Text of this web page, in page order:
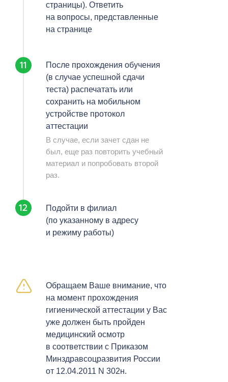
страницы). Ответить
на вопросы, представленные
на странице
После прохождения обучения
(в случае успешной сдачи
теста) распечатать или
сохранить на мобильном
устройстве протокол
аттестации
Подойти в филиал
(по указанному в адресу
и режиму работы)
Обращаем Ваше внимание, что
на момент прохождения
гигиенической аттестации у Вас
уже должен быть пройден
медицинский осмотр
в соответствии с Приказом
Минздравсоцразвития России
от 12.04.2011 N 302н.
В случае, если зачет сдан не
был, еще раз повторить учебный
материал и попробовать второй
раз.